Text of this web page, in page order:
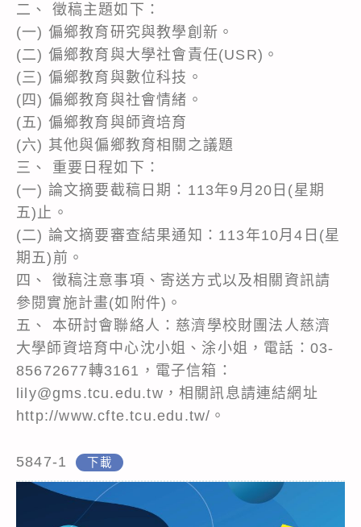
二、 徵稿主題如下：
(一) 偏鄉教育研究與教學創新。
(二) 偏鄉教育與大學社會責任(USR)。
(三) 偏鄉教育與數位科技。
(四) 偏鄉教育與社會情緒。
(五) 偏鄉教育與師資培育
(六) 其他與偏鄉教育相關之議題
三、 重要日程如下：
(一) 論文摘要截稿日期：113年9月20日(星期
五)止。
(二) 論文摘要審查結果通知：113年10月4日(星
期五)前。
四、 徵稿注意事項、寄送方式以及相關資訊請
參閱實施計畫(如附件)。
五、 本研討會聯絡人：慈濟學校財團法人慈濟
大學師資培育中心沈小姐、涂小姐，電話：03-
85672677轉3161，電子信箱：
lily@gms.tcu.edu.tw，相關訊息請連結網址
http://www.cfte.tcu.edu.tw/。
5847-1 下載